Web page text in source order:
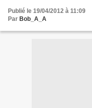
Publié le 19/04/2012 à 11:09
Par Bob_A_A